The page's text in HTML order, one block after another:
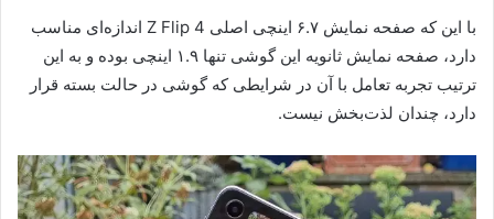
با این که صفحه نمایش ۶.۷ اینچی اصلی Z Flip 4 اندازه‌ای مناسب
دارد، صفحه نمایش ثانویه این گوشی تنها ۱.۹ اینچی بوده و به این
ترتیب تجربه تعامل با آن در شرایطی که گوشی در حالت بسته قرار
دارد، چندان لذت‌بخش نیست.